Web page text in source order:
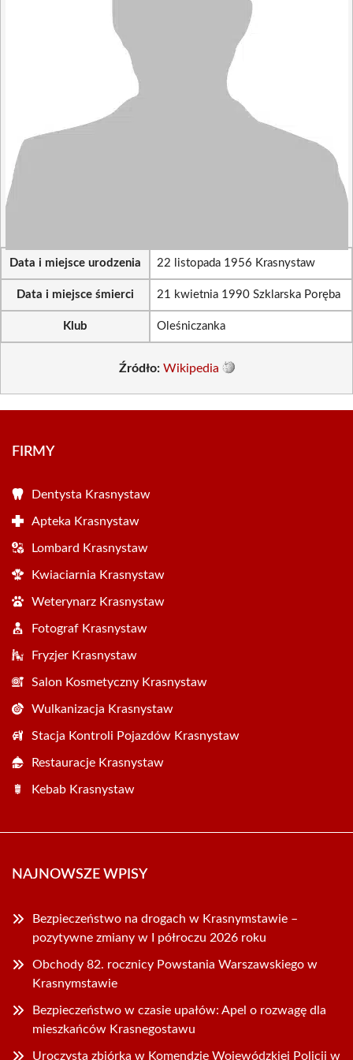
Data i miejsce urodzenia 22 listopada 1956 Krasnystaw
Data i miejsce śmierci 21 kwietnia 1990 Szklarska Poręba
Klub Oleśniczanka
Źródło: Wikipedia
FIRMY
Dentysta Krasnystaw
Apteka Krasnystaw
Lombard Krasnystaw
Kwiaciarnia Krasnystaw
Weterynarz Krasnystaw
Fotograf Krasnystaw
Fryzjer Krasnystaw
Salon Kosmetyczny Krasnystaw
Wulkanizacja Krasnystaw
Stacja Kontroli Pojazdów Krasnystaw
Restauracje Krasnystaw
Kebab Krasnystaw
NAJNOWSZE WPISY
Bezpieczeństwo na drogach w Krasnymstawie –
pozytywne zmiany w I półroczu 2026 roku
Obchody 82. rocznicy Powstania Warszawskiego w
Krasnymstawie
Bezpieczeństwo w czasie upałów: Apel o rozwagę dla
mieszkańców Krasnegostawu
Uroczysta zbiórka w Komendzie Wojewódzkiej Policji w